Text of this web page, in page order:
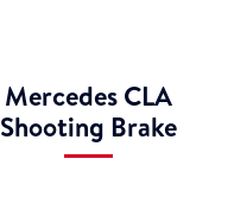
Mercedes CLA
Shooting Brake